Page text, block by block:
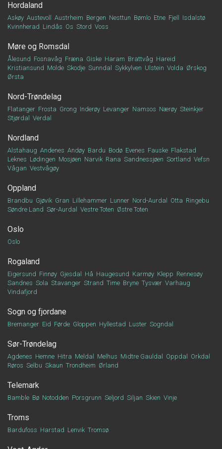
Hordaland
Askøy Austevoll Austrheim Bergen Nesttun Bømlo Etne Fjell
Isdalstø
Kvinnherad Lindås Os Stord Voss
Møre og Romsdal
Ålesund Fosnavåg Fræna Giske Haram Brattvåg Hareid
Kristiansund Molde Skodje Sunndal Sykkylven Ulstein Volda Ørskog
Ørsta
Nord-Trøndelag
Flatanger Frosta Grong Inderøy Levanger Namsos Nærøy Steinkjer
Stjørdal
Verdal
Nordland
Alstahaug Andenes Andøy Bardu Bodø Evenes Fauske Flakstad
Leknes Lødingen Mosjøen Narvik Rana Sandnessjøen Sortland Vefsn
Vågan Vestvågøy
Oppland
Brandbu Gjøvik Gran Lillehammer Lunner Nord-Aurdal Otta Ringebu
Søndre Land Sør-Aurdal Vestre Toten Østre Toten
Oslo
Oslo
Rogaland
Eigersund Finnøy Gjesdal Hå Haugesund Karmøy Klepp Rennesøy
Sandnes Sola Stavanger Strand Time Bryne Tysvær Varhaug
Vindafjord
Sogn og fjordane
Bremanger Eid Førde Gloppen Hyllestad Luster Sogndal
Sør-Trøndelag
Agdenes Hemne Hitra Meldal Melhus Midtre Gauldal Oppdal
Orkdal
Røros Selbu Skaun Trondheim Ørland
Telemark
Bamble Bø Notodden Porsgrunn Seljord Siljan Skien Vinje
Troms
Bardufoss Harstad Lenvik Tromsø